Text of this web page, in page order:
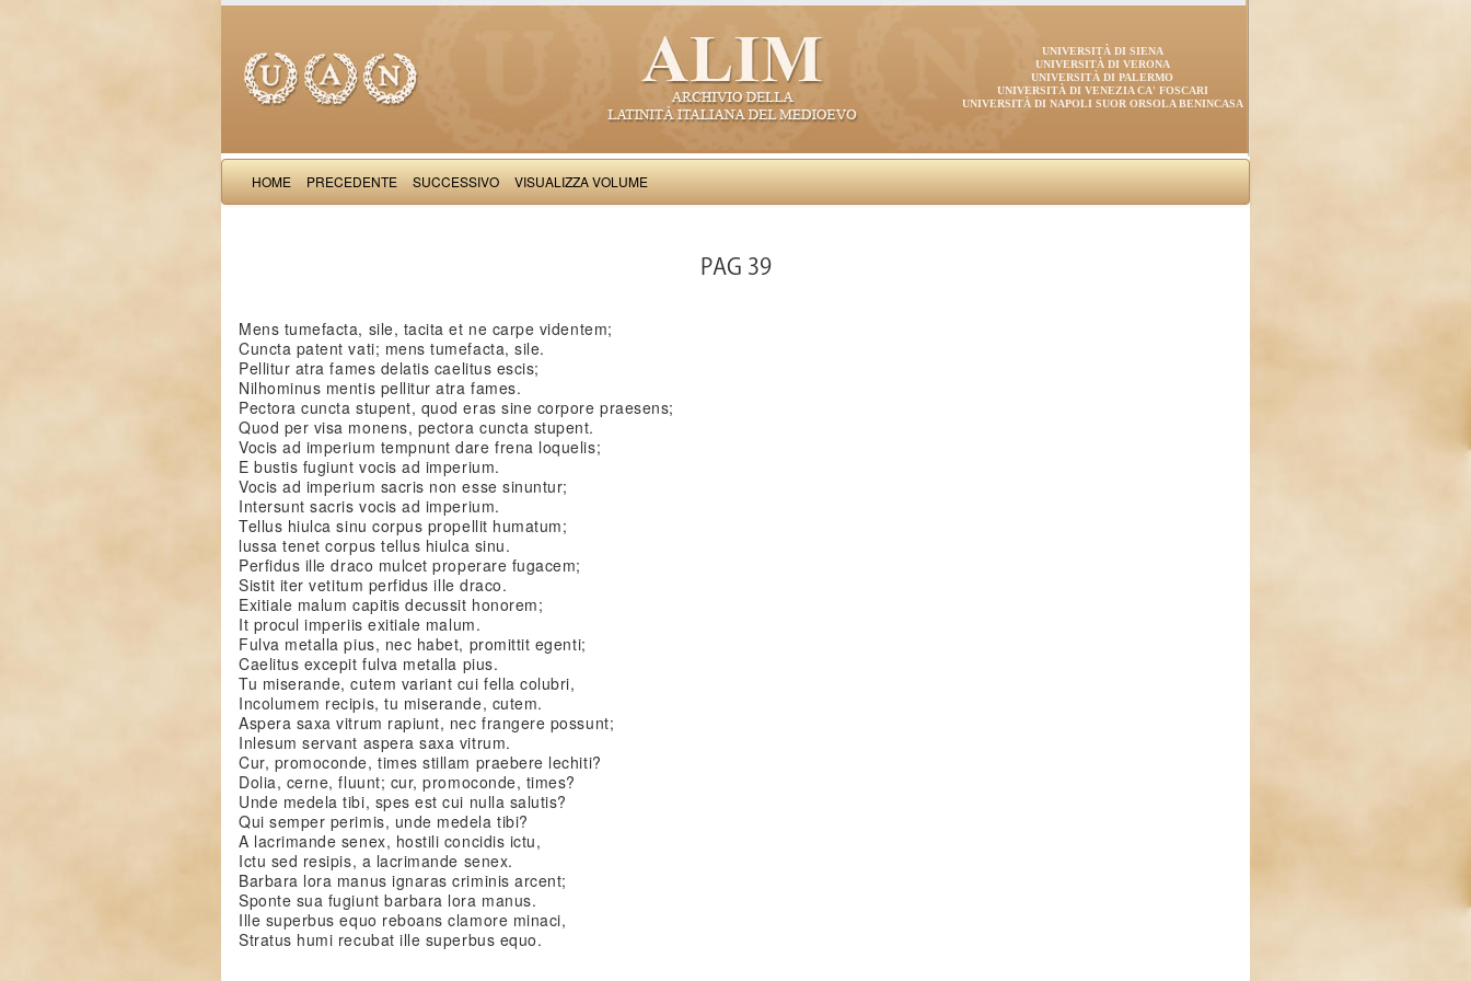
UNIVERSITÀ DI SIENA
UNIVERSITÀ DI VERONA
UNIVERSITÀ DI PALERMO
UNIVERSITÀ DI VENEZIA CA' FOSCARI
UNIVERSITÀ DI NAPOLI SUOR ORSOLA BENINCASA
HOME PRECEDENTE SUCCESSIVO VISUALIZZA VOLUME
PAG 39
Mens tumefacta, sile, tacita et ne carpe videntem;
Cuncta patent vati; mens tumefacta, sile.
Pellitur atra fames delatis caelitus escis;
Nilhominus mentis pellitur atra fames.
Pectora cuncta stupent, quod eras sine corpore praesens;
Quod per visa monens, pectora cuncta stupent.
Vocis ad imperium tempnunt dare frena loquelis;
E bustis fugiunt vocis ad imperium.
Vocis ad imperium sacris non esse sinuntur;
Intersunt sacris vocis ad imperium.
Tellus hiulca sinu corpus propellit humatum;
lussa tenet corpus tellus hiulca sinu.
Perfidus ille draco mulcet properare fugacem;
Sistit iter vetitum perfidus ille draco.
Exitiale malum capitis decussit honorem;
It procul imperiis exitiale malum.
Fulva metalla pius, nec habet, promittit egenti;
Caelitus excepit fulva metalla pius.
Tu miserande, cutem variant cui fella colubri,
Incolumem recipis, tu miserande, cutem.
Aspera saxa vitrum rapiunt, nec frangere possunt;
Inlesum servant aspera saxa vitrum.
Cur, promoconde, times stillam praebere lechiti?
Dolia, cerne, fluunt; cur, promoconde, times?
Unde medela tibi, spes est cui nulla salutis?
Qui semper perimis, unde medela tibi?
A lacrimande senex, hostili concidis ictu,
Ictu sed resipis, a lacrimande senex.
Barbara lora manus ignaras criminis arcent;
Sponte sua fugiunt barbara lora manus.
Ille superbus equo reboans clamore minaci,
Stratus humi recubat ille superbus equo.